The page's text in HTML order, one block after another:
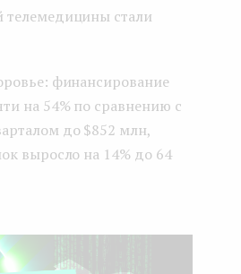
стали
финансирование
на 54% по сравнению с
до $852 млн,
выросло на 14% до 64